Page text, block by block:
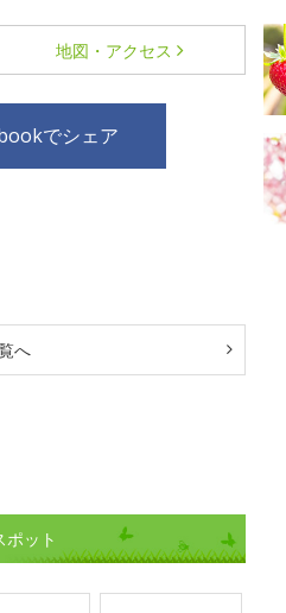
地図・アクセス
でシェア
へ
ット